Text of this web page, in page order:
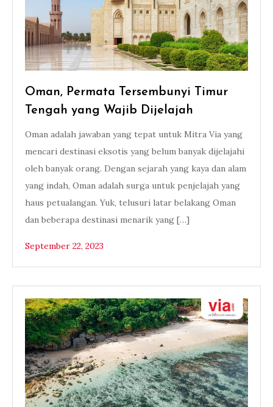
Oman, Permata Tersembunyi Timur
Tengah yang Wajib Dijelajah
Oman adalah jawaban yang tepat untuk Mitra Via yang
mencari destinasi eksotis yang belum banyak dijelajahi
oleh banyak orang. Dengan sejarah yang kaya dan alam
yang indah, Oman adalah surga untuk penjelajah yang
haus petualangan. Yuk, telusuri latar belakang Oman
dan beberapa destinasi menarik yang […]
September 22, 2023